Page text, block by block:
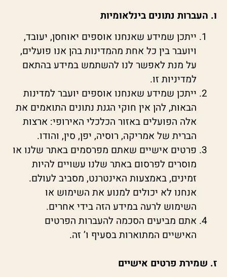
ו. העברות נתונים בינלאומיות
ייתכן שמידע שאנחנו אוספים יאוחסן, יעובד,
ויועבר בין כל אחת מהמדינות בהן אנו פועלים,
על מנת לאפשר לנו להשתמש במידע בהתאם
למדיניות זו.
ייתכן שמידע שאנחנו אוספים יועבר למדינות
הבאות, להן אין חוקי הגנת נתונים התואמים את
אלה הפועלים באזור הכלכלי האירופי: ארצות
הברית של אמריקה, רוסיה, יפן, סין, והודו.
פרטים אישיים שאתם מפרסמים באתר שלנו או
מוסרים לפרסום באתר שלנו עשויים להיות
זמינים, באמצעות האינטרנט, מסביב לעולם.
אנחנו לא יכולים למנוע את השימוש או
השימוש לרעה במידע הזה בידי אחרים.
אתם מביעים הסכמה להעברות הפרטים
האישיים המתוארות בסעיף ו’ זה.
ז. שמירת פרטים אישיים